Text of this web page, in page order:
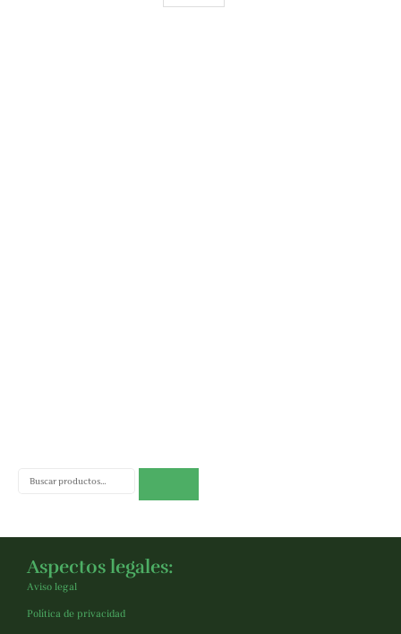
Aspectos legales:
Aviso legal
Política de privacidad